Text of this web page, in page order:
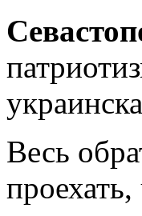
Весь